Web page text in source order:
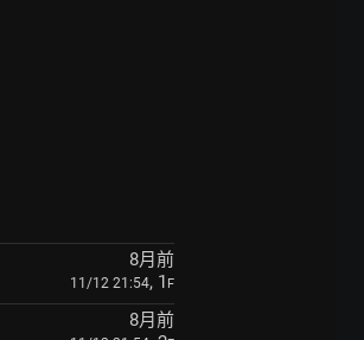
8月前
11/12 21:54, 1 F
8月前